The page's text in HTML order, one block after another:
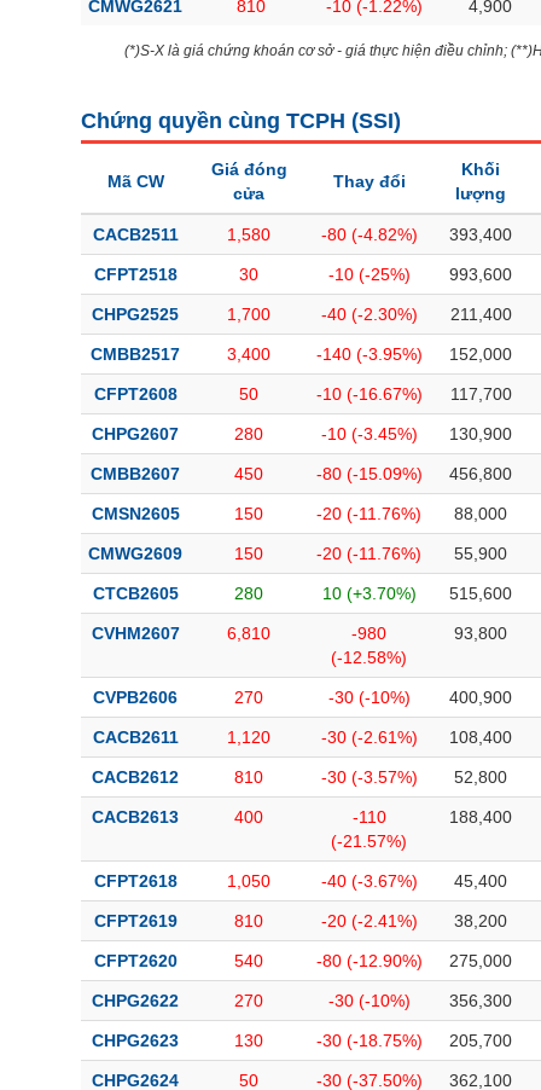
CMWG2621 810 -10 (-1.22%) 4,900
(*)S-X là giá chứng khoán cơ sở - giá thực hiện điều chỉnh;
Chứng quyền cùng TCPH (SSI)
Mã CW
Giá đóng
cửa
Thay đổi
Khối
lượng
CACB2511 1,580 -80 (-4.82%) 393,400
CFPT2518 30 -10 (-25%) 993,600
CHPG2525 1,700 -40 (-2.30%) 211,400
CMBB2517 3,400 -140 (-3.95%) 152,000
CFPT2608 50 -10 (-16.67%) 117,700
CHPG2607 280 -10 (-3.45%) 130,900
CMBB2607 450 -80 (-15.09%) 456,800
CMSN2605 150 -20 (-11.76%) 88,000
CMWG2609 150 -20 (-11.76%) 55,900
CTCB2605 280 10 (+3.70%) 515,600
CVHM2607 6,810
-980
(-12.58%)
93,800
CVPB2606 270 -30 (-10%) 400,900
CACB2611 1,120 -30 (-2.61%) 108,400
CACB2612 810 -30 (-3.57%) 52,800
CACB2613 400
-110
(-21.57%)
188,400
CFPT2618 1,050 -40 (-3.67%) 45,400
CFPT2619 810 -20 (-2.41%) 38,200
CFPT2620 540 -80 (-12.90%) 275,000
CHPG2622 270 -30 (-10%) 356,300
CHPG2623 130 -30 (-18.75%) 205,700
CHPG2624 50 -30 (-37.50%) 362,100